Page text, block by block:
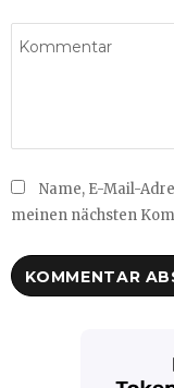
Name, E-Mail-
meinen nächsten